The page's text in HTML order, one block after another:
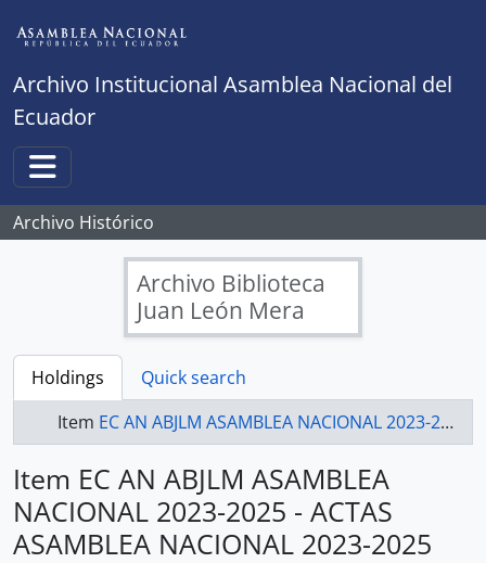
Archivo Institucional Asamblea Nacional del
Ecuador
Toggle navigation
Archivo Histórico
Archivo Biblioteca
Juan León Mera
Holdings
Quick search
Item EC AN ABJLM ASAMBLEA NACIONAL 2023-2025 - ACTAS ASAMBLEA NACIONAL 2023-2025
Item EC AN ABJLM ASAMBLEA
NACIONAL 2023-2025 - ACTAS
ASAMBLEA NACIONAL 2023-2025